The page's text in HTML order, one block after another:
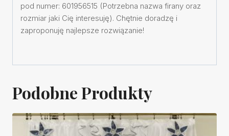
pod numer: 601956515 (Potrzebna nazwa firany oraz
rozmiar jaki Cię interesuję). Chętnie doradzę i
zaproponuję najlepsze rozwiązanie!
Podobne Produkty